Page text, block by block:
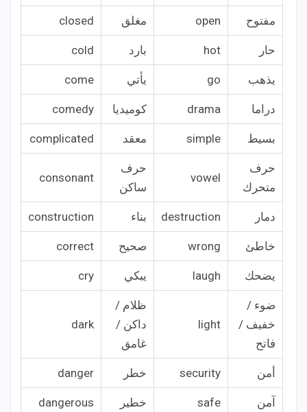
مفتوح open مغلق closed
حار hot بارد cold
يذهب go يأتي come
دراما drama كوميديا comedy
بسيط simple معقد complicated
حرف
متحرك
vowel
حرف
ساكن
consonant
دمار destruction بناء construction
خاطئ wrong صحيح correct
يضحك laugh يبكي cry
ضوء /
خفيف /
فاتح
light
ظلام /
داكن /
غامق
dark
أمن security خطر danger
آمن safe خطير dangerous